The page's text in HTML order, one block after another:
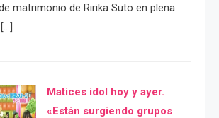
matrimonio de Ririka Suto en plena
Matices idol hoy y ayer.
«Están surgiendo grupos